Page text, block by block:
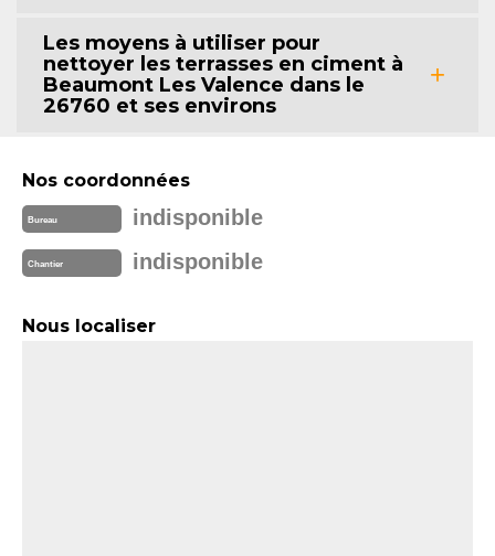
Les moyens à utiliser pour
nettoyer les terrasses en ciment à
Beaumont Les Valence dans le
26760 et ses environs
Nos coordonnées
Bureau indisponible
Chantier indisponible
Nous localiser